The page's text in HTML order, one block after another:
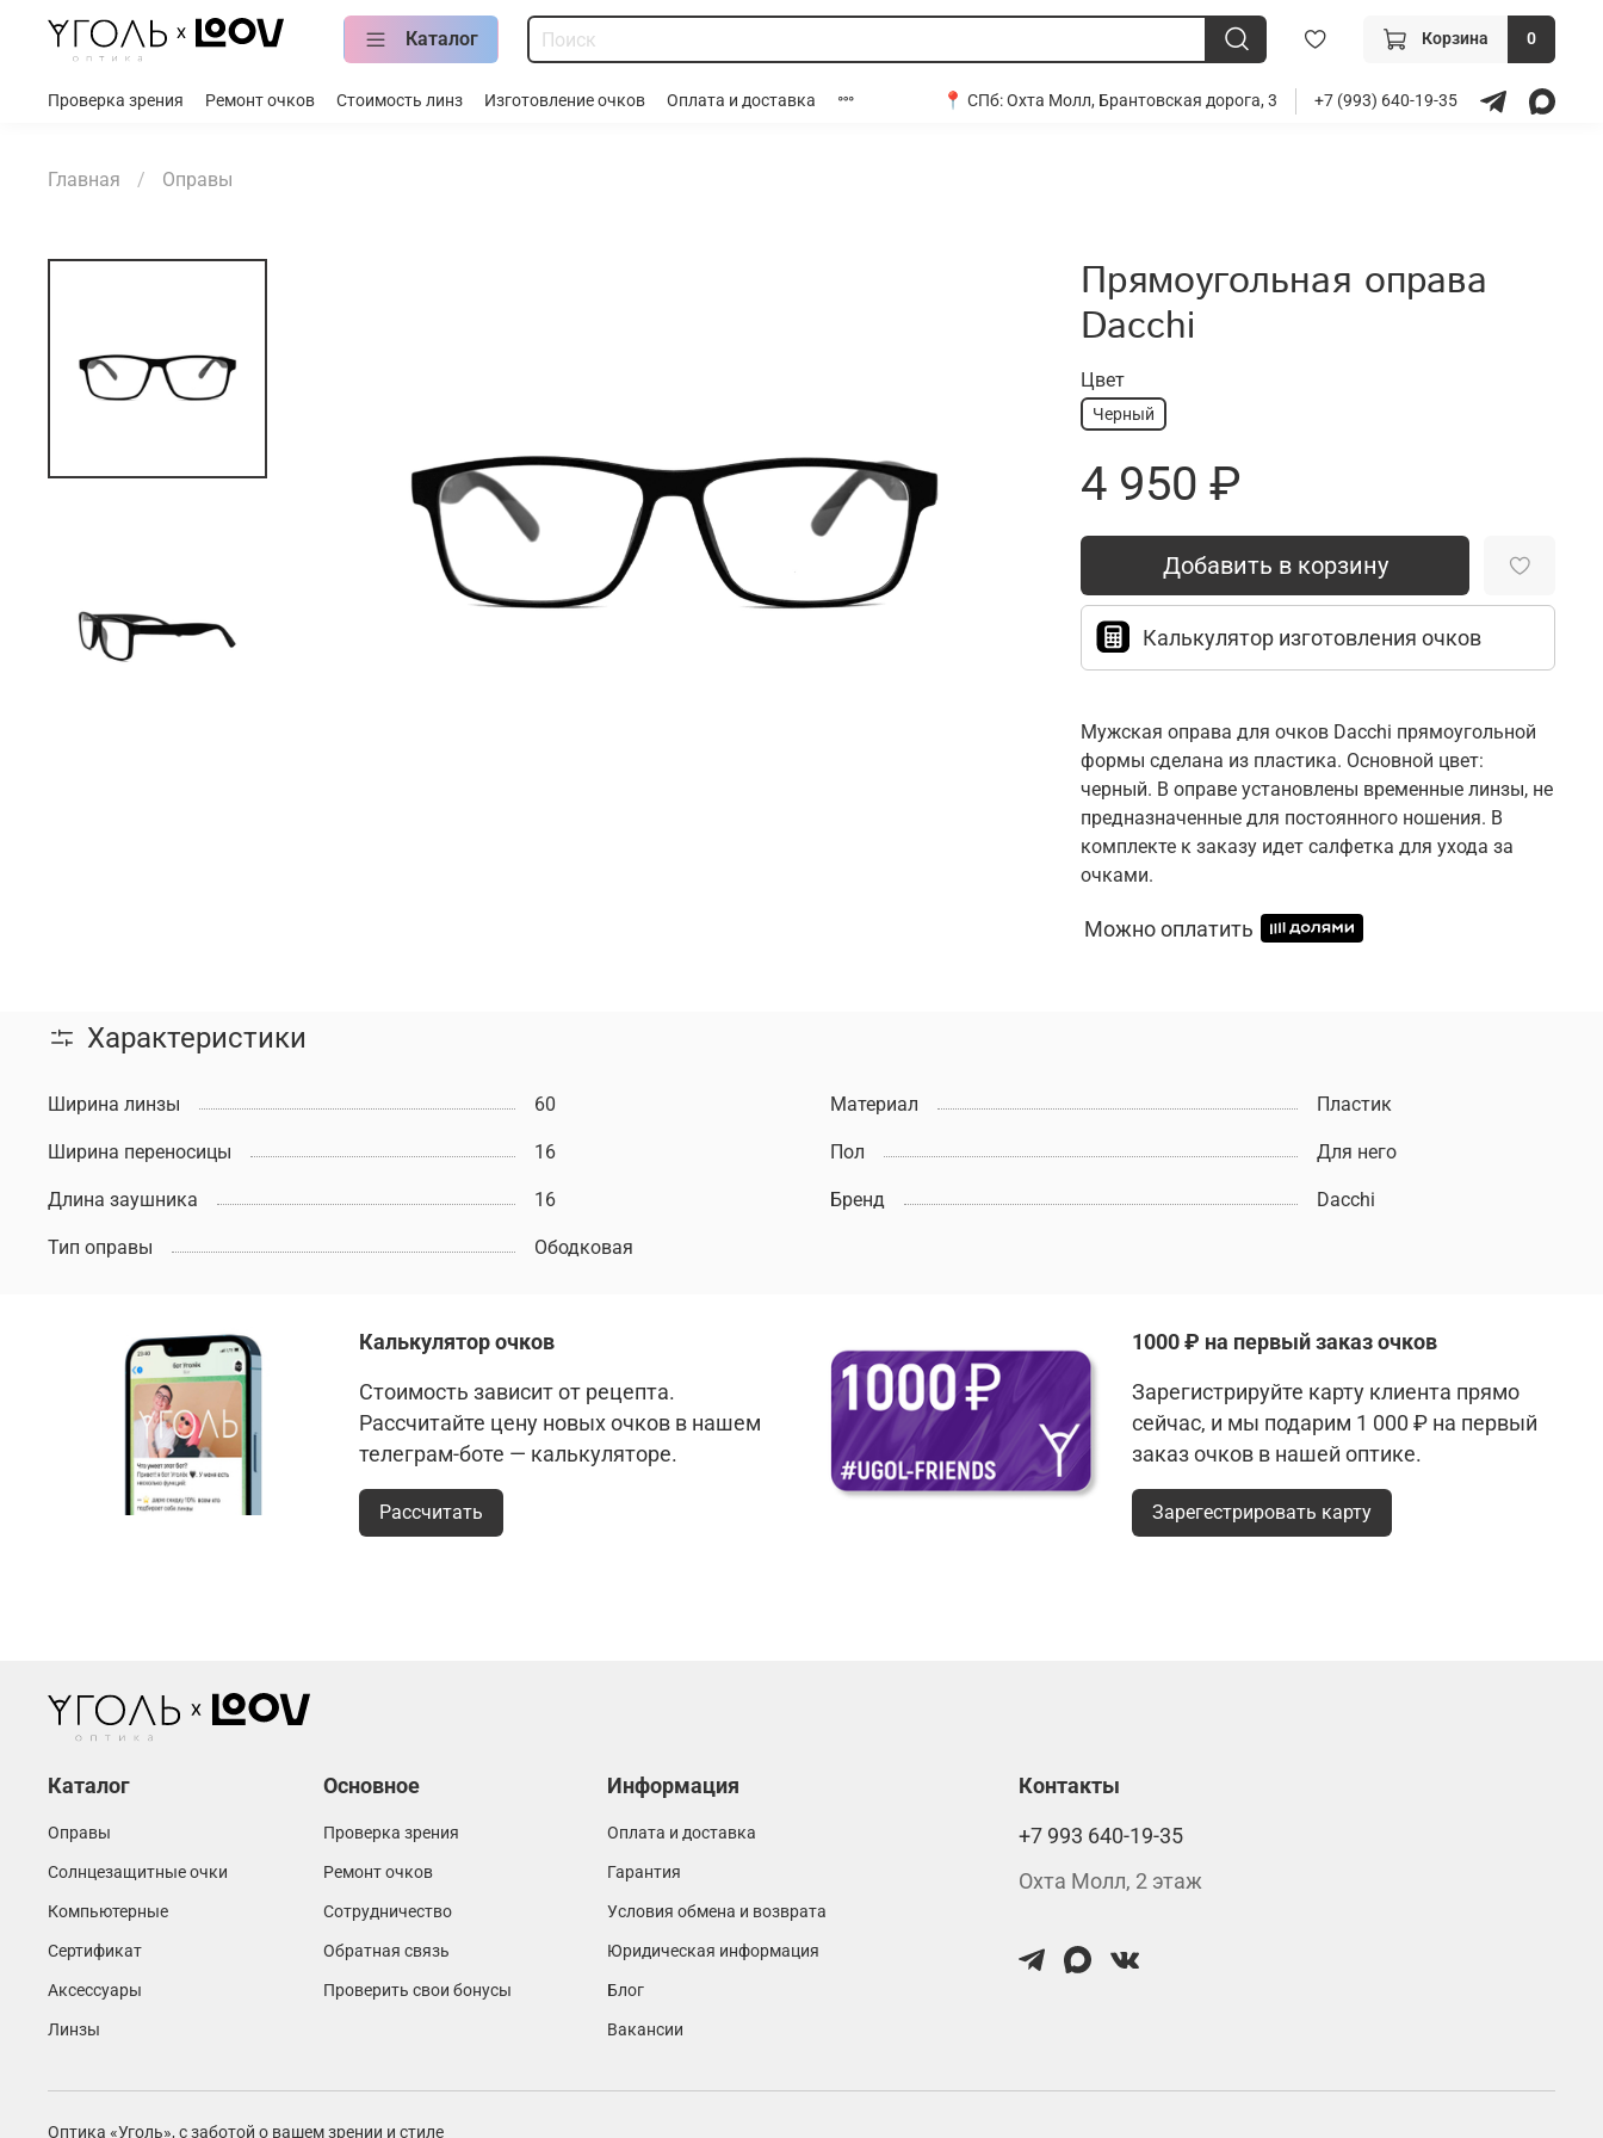
Каталог Корзина 0
Проверка зрения Ремонт очков Стоимость линз Изготовление очков Оплата и доставка 📍 СПб:Охта Молл, Брантовская дорога, 3 +7 (993) 640-19-35
Главная Оправы
Прямоугольная оправа
Dacchi
Цвет
Черный
4 950 ₽
Добавить в корзину
Калькулятор изготовления очков
Мужская оправа для очков Dacchi прямоугольной
формы сделана из пластика. Основной цвет:
черный. В оправе установлены временные линзы, не
предназначенные для постоянного ношения. В
комплекте к заказу идет салфетка для ухода за
очками.
Можно оплатить
Характеристики
Ширина линзы 60 Материал Пластик
Ширина переносицы 16 Пол Для него
Длина заушника 16 Бренд Dacchi
Тип оправы Ободковая
Калькулятор очков
Стоимость зависит от рецепта.
Рассчитайте цену новых очков в нашем
телеграм-боте — калькуляторе.
Рассчитать
1000 ₽ на первый заказ очков
Зарегистрируйте карту клиента прямо
сейчас, и мы подарим 1 000 ₽ на первый
заказ очков в нашей оптике.
Зарегестрировать карту
Каталог
Оправы
Солнцезащитные очки
Компьютерные
Сертификат
Аксессуары
Линзы
Основное
Проверка зрения
Ремонт очков
Сотрудничество
Обратная связь
Проверить свои бонусы
Информация
Оплата и доставка
Гарантия
Условия обмена и возврата
Юридическая информация
Блог
Вакансии
Контакты
+7 993 640-19-35
Охта Молл, 2 этаж
Оптика «Уголь», с заботой о вашем зрении и стиле